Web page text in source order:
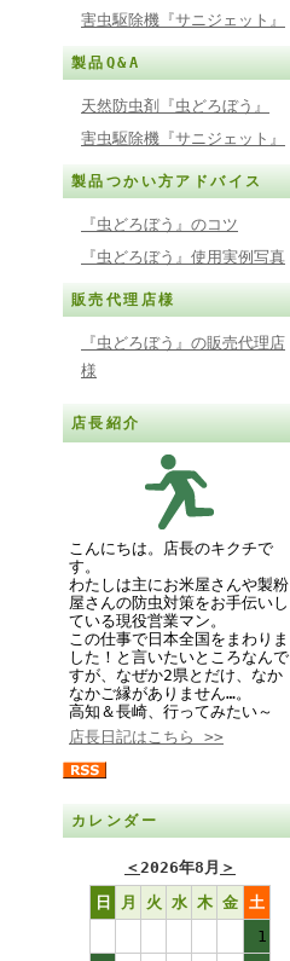
害虫駆除機『サニジェット』
製品Q&A
天然防虫剤『虫どろぼう』
害虫駆除機『サニジェット』
製品つかい方アドバイス
『虫どろぼう』のコツ
『虫どろぼう』使用実例写真
販売代理店様
『虫どろぼう』の販売代理店
様
店長紹介
こんにちは。店長のキクチで
す。
わたしは主にお米屋さんや製粉
屋さんの防虫対策をお手伝いし
ている現役営業マン。
この仕事で日本全国をまわりま
した！と言いたいところなんで
すが、なぜか2県とだけ、なか
なかご縁がありません…。
高知＆長崎、行ってみたい～
店長日記はこちら >>
カレンダー
＜2026年8月 ＞
日
月 火 水 木 金 土
1